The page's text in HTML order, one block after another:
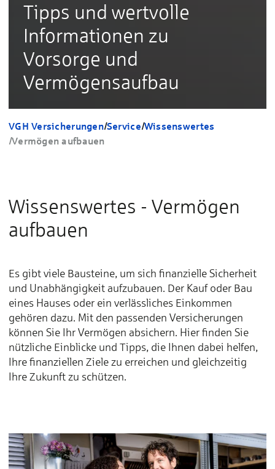
Tipps und wertvolle
Informationen zu
Vorsorge und
Vermögensaufbau
VGH Versicherungen/Service/Wissenswertes
/Vermögen aufbauen
Wissenswertes - Vermögen
aufbauen
Es gibt viele Bausteine, um sich finanzielle Sicherheit
und Unabhängigkeit aufzubauen. Der Kauf oder Bau
eines Hauses oder ein verlässliches Einkommen
gehören dazu. Mit den passenden Versicherungen
können Sie Ihr Vermögen absichern. Hier finden Sie
nützliche Einblicke und Tipps, die Ihnen dabei helfen,
Ihre finanziellen Ziele zu erreichen und gleichzeitig
Ihre Zukunft zu schützen.